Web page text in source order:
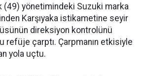
(49) yönetimindeki Suzuki marka
Karşıyaka istikametine seyir
direksiyon kontrolünü
refüje çarptı. Çarpmanın etkisiyle
yola uçtu.